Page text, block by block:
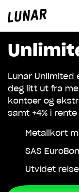
Lunar Unlimited
deg litt ut fra
kontoer og
samt +4% i
Metallkort
SAS
Utvidet